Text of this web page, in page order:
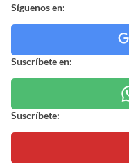
Síguenos en:
Suscríbete en:
Suscríbete: